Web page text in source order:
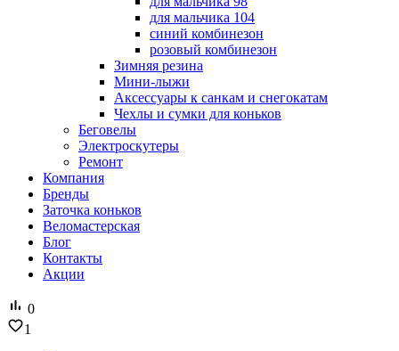
для мальчика 104
синий комбинезон
розовый комбинезон
Зимняя резина
Мини-лыжи
Аксессуары к санкам и снегокатам
Чехлы и сумки для коньков
Беговелы
Электроскутеры
Ремонт
Компания
Бренды
Заточка коньков
Веломастерская
Блог
Контакты
Акции
0
1